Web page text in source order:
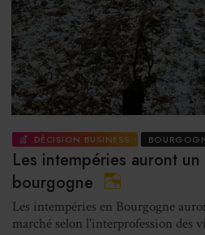
DÉCISION BUSINESS
Les intempéries auront
bourgogne
Les intempéries en Bourgogne
marché selon l'interprofession des